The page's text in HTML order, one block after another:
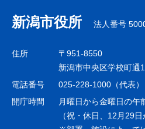
ナ
ビ
ゲ
シ
ョ
新潟市役所 法人番号
住所
〒951-8550
新潟市中央区学校町通
電話番号
025-228-1000（代表）
開庁時間
月曜日から金曜日の午
（祝・休日、12月29